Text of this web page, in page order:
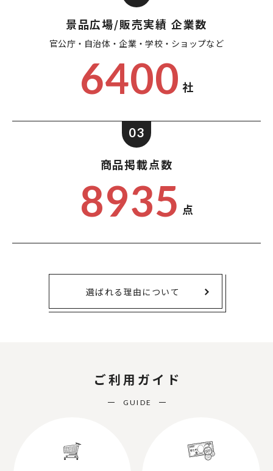
景品広場/販売実績 企業数
官公庁・自治体・企業・学校・ショップなど
6400 社
03
商品掲載点数
8935 点
選ばれる理由について
ご利用ガイド
GUIDE